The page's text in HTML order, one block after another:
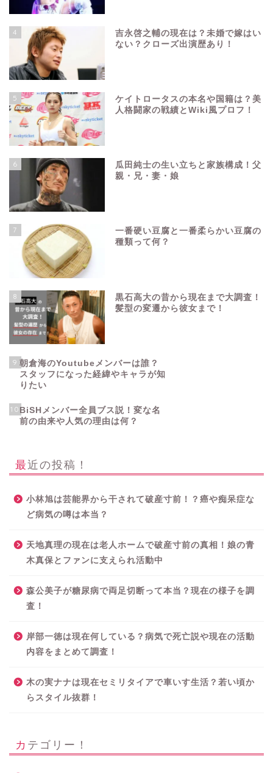
4
吉永啓之輔の現在は？未婚で嫁はい
ない？クローズ出演歴あり！
5
ケイトロータスの本名や国籍は？美
人格闘家の戦績とWiki風プロフ！
6
瓜田純士の生い立ちと家族構成！父
親・兄・妻・娘
7
一番硬い豆腐と一番柔らかい豆腐の
種類って何？
8
黒石高大の昔から現在まで大調査！
髪型の変遷から彼女まで！
9 朝倉海のYoutubeメンバーは誰？
スタッフになった経緯やキャラが知
りたい
10 BiSHメンバー全員ブス説！変な名
前の由来や人気の理由は何？
最近の投稿！
小林旭は芸能界から干されて破産寸前！？癌や痴呆症な
ど病気の噂は本当？
天地真理の現在は老人ホームで破産寸前の真相！娘の青
木真保とファンに支えられ活動中
森公美子が糖尿病で両足切断って本当？現在の様子を調
査！
岸部一徳は現在何している？病気で死亡説や現在の活動
内容をまとめて調査！
木の実ナナは現在セミリタイアで車いす生活？若い頃か
らスタイル抜群！
カテゴリー！